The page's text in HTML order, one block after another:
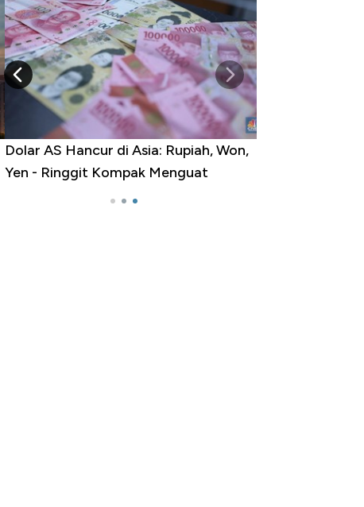
Dolar AS Hancur di Asia: Rupiah, Won,
Yen - Ringgit Kompak Menguat